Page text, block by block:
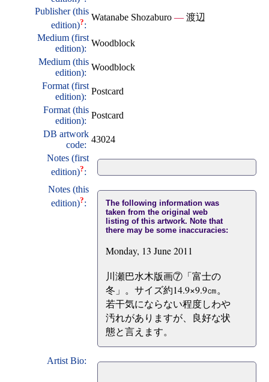
Publisher (this
edition)?:
Watanabe Shozaburo — 渡辺
Medium (first
edition):
Woodblock
Medium (this
edition):
Woodblock
Format (first
edition):
Postcard
Format (this
edition):
Postcard
DB artwork
code:
43024
Notes (first
edition)?:
Notes (this
edition)?:
The following information was
taken from the original web
listing of this artwork. Note that
there may be some inaccuracies:
Monday, 13 June 2011
川瀬巴水木版画⑦「富士の
冬」。サイズ約14.9×9.9㎝。
若干気にならない程度しわや
汚れがありますが、良好な状
態と言えます。
Artist Bio: